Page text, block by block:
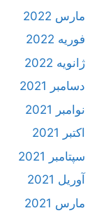
مارس 2022
فوریه 2022
ژانویه 2022
دسامبر 2021
نوامبر 2021
اکتبر 2021
سپتامبر 2021
آوریل 2021
مارس 2021